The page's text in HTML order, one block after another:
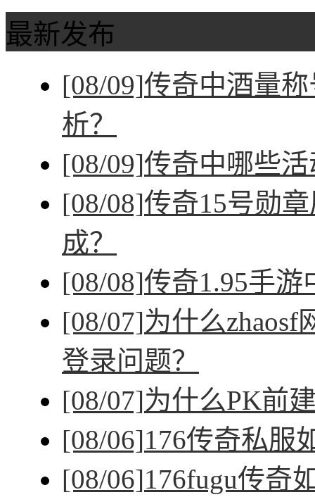
最新发布
[08/09]传奇中酒量
析？
[08/09]传奇中哪些
[08/08]传奇15号勋
成？
[08/08]传奇1.95手
[08/07]为什么
登录问题？
[08/07]为什么PK前
[08/06]176传奇私服
[08/06]176fugu传奇